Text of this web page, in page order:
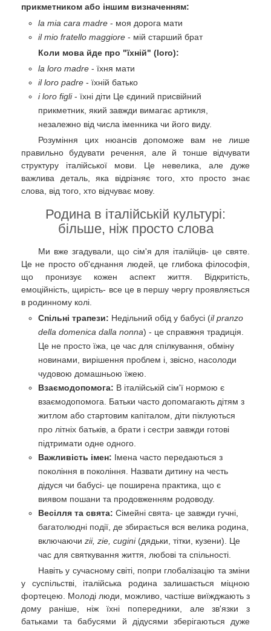
прикметником або іншим визначенням:
la mia cara madre - моя дорога мати
il mio fratello maggiore - мій старший брат
Коли мова йде про "їхній" (loro):
la loro madre - їхня мати
il loro padre - їхній батько
i loro figli- їхні діти Це єдиний присвійний
прикметник, який завжди вимагає артикля,
незалежно від числа іменника чи його виду.
Розуміння цих нюансів допоможе вам не лише
правильно будувати речення, але й тонше відчувати
структуру італійської мови. Це невелика, але дуже
важлива деталь, яка відрізняє того, хто просто знає
слова, від того, хто відчуває мову.
Родина в італійській культурі:
більше, ніж просто слова
Ми вже згадували, що сім'я для італійців- це святе.
Це не просто об'єднання людей, це глибока філософія,
що пронизує кожен аспект життя. Відкритість,
емоційність, щирість- все це в першу чергу проявляється
в родинному колі.
Спільні трапези: Недільний обід у бабусі (il pranzo
della domenica dalla nonna) - це справжня традиція.
Це не просто їжа, це час для спілкування, обміну
новинами, вирішення проблем і, звісно, насолоди
чудовою домашньою їжею.
Взаємодопомога: В італійській сім'ї нормою є
взаємодопомога. Батьки часто допомагають дітям з
житлом або стартовим капіталом, діти піклуються
про літніх батьків, а брати і сестри завжди готові
підтримати одне одного.
Важливість імен: Імена часто передаються з
покоління в покоління. Назвати дитину на честь
дідуся чи бабусі- це поширена практика, що є
виявом пошани та продовженням родоводу.
Весілля та свята: Сімейні свята- це завжди гучні,
багатолюдні події, де збирається вся велика родина,
включаючи zii, zie, cugini(дядьки, тітки, кузени). Це
час для святкування життя, любові та спільності.
Навіть у сучасному світі, попри глобалізацію та зміни
у суспільстві, італійська родина залишається міцною
фортецею. Молоді люди, можливо, частіше виїжджають з
дому раніше, ніж їхні попередники, але зв'язки з
батьками та бабусями й дідусями зберігаються дуже